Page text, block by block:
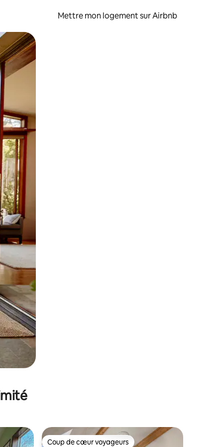
Mettre mon logement sur Airbnb
glisser.
Coup de cœur voyageurs